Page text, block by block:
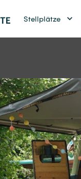
Stellplätze